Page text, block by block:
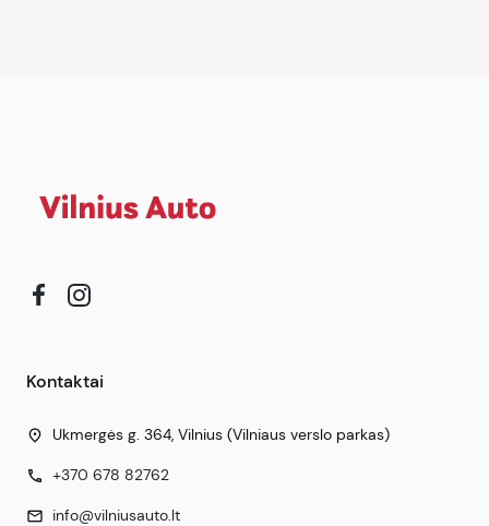
Kontaktai
place Ukmergės g. 364, Vilnius (Vilniaus verslo parkas)
phone +370 678 82762
mail info@vilniusauto.lt